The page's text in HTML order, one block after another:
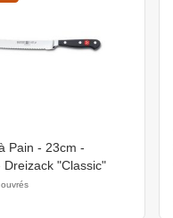
Pain - 23cm -
Dreizack "Classic"